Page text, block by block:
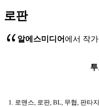
로판
알에스미디어 에서 작
1. 로맨스, 로판, BL, 무협, 판타